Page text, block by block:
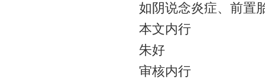
如阴说念炎症、前置
本文内行
朱好
审核内行